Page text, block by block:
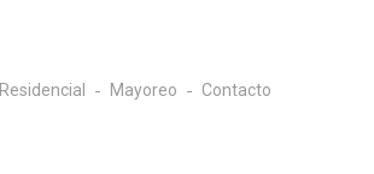
Residencial Mayoreo Contacto